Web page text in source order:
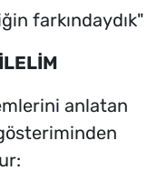
farkındaydık"
anlatan